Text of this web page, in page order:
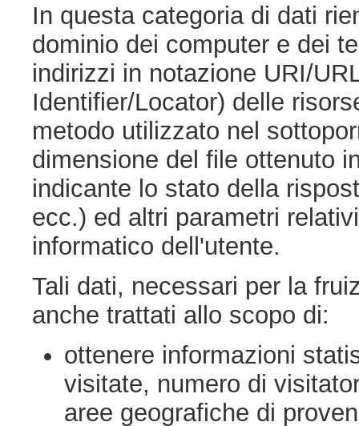
In questa categoria di dati
dominio dei computer e dei
indirizzi in notazione URI/
Identifier/Locator) delle
metodo utilizzato nel
dimensione del file ottenuto
indicante lo stato della
ecc.) ed altri parametri
informatico dell'utente.
Tali dati, necessari per la
anche trattati allo scopo di:
ottenere informazioni
visitate, numero di
aree geografiche di